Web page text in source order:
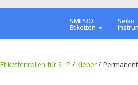
SMIPRO
Etiketten
Seiko
Etikettenrollen für SLP / Kleber /